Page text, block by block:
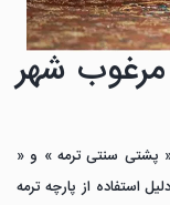
شهر
« پشتی سنتی ترمه » و «
استفاده از پارچه ترمه